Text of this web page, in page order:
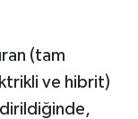
(tam
ve hibrit)